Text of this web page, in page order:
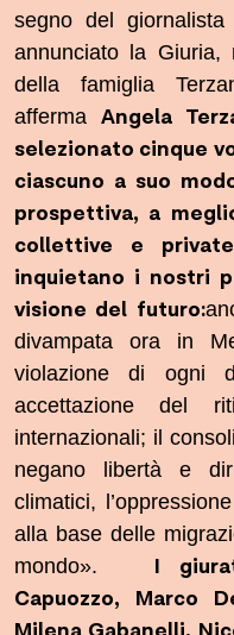
segno del
annunciato la Giuria,
della famiglia
affermaAngela
selezionato cinque
ciascuno a suo
prospettiva, a
collettive e
inquietano i nostri
visione del futuro:
divampata ora in
violazione di ogni
accettazione del
internazionali; il
negano libertà e
climatici,
alla base delle
mondo». I
Capuozzo, Marco